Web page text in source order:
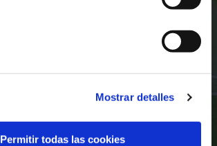
Mostrar detalles
Permitir todas las cookies